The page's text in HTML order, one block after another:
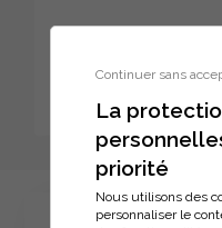
Continuer sans
La
priorité
Nous utilisons des
personnaliser le